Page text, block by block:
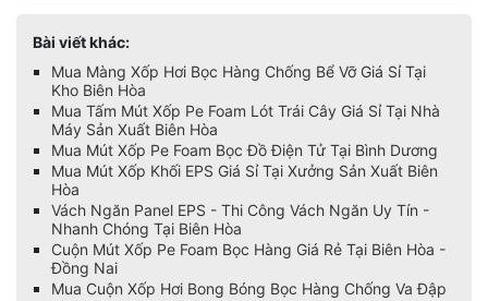
Bài viết khác:
Mua Màng Xốp Hơi Bọc Hàng Chống Bể Vỡ Giá Sỉ Tại
Kho Biên Hòa
Mua Tấm Mút Xốp Pe Foam Lót Trái Cây Giá Sỉ Tại Nhà
Máy Sản Xuất Biên Hòa
Mua Mút Xốp Pe Foam Bọc Đồ Điện Tử Tại Bình Dương
Mua Mút Xốp Khối EPS Giá Sỉ Tại Xưởng Sản Xuất Biên
Hòa
Vách Ngăn Panel EPS - Thi Công Vách Ngăn Uy Tín -
Nhanh Chóng Tại Biên Hòa
Cuộn Mút Xốp Pe Foam Bọc Hàng Giá Rẻ Tại Biên Hòa -
Đồng Nai
Mua Cuộn Xốp Hơi Bong Bóng Bọc Hàng Chống Va Đập